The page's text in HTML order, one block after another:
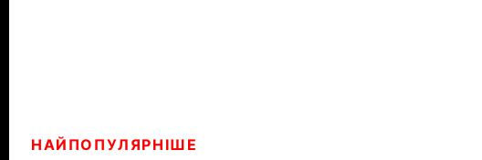
НАЙПОПУЛЯРНІШЕ